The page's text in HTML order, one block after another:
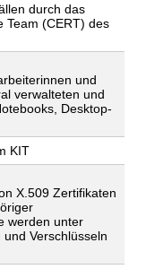
durch das
Team (CERT) des
und
verwalteten und
Desktop-
KIT
X.509 Zertifikaten
werden unter
Verschlüsseln